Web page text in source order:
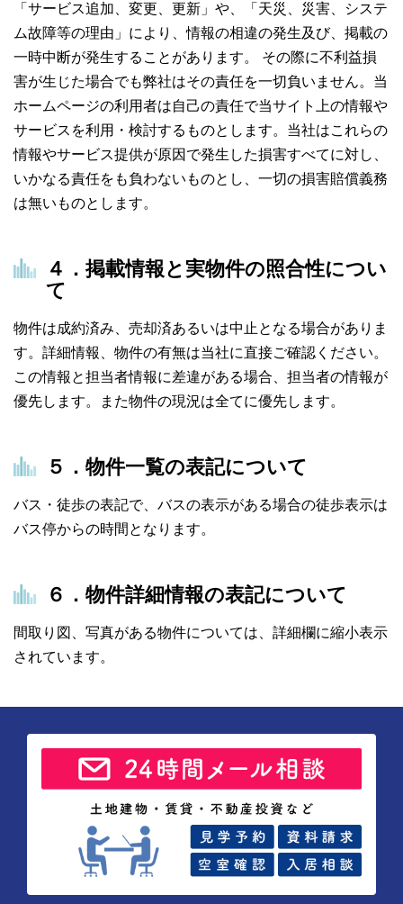
「サービス追加、変更、更新」や、「天災、災害、システ
ム故障等の理由」により、情報の相違の発生及び、掲載の
一時中断が発生することがあります。 その際に不利益損
害が生じた場合でも弊社はその責任を一切負いません。当
ホームページの利用者は自己の責任で当サイト上の情報や
サービスを利用・検討するものとします。当社はこれらの
情報やサービス提供が原因で発生した損害すべてに対し、
いかなる責任をも負わないものとし、一切の損害賠償義務
は無いものとします。
４．掲載情報と実物件の照合性につい
て
物件は成約済み、売却済あるいは中止となる場合がありま
す。詳細情報、物件の有無は当社に直接ご確認ください。
この情報と担当者情報に差違がある場合、担当者の情報が
優先します。また物件の現況は全てに優先します。
５．物件一覧の表記について
バス・徒歩の表記で、バスの表示がある場合の徒歩表示は
バス停からの時間となります。
６．物件詳細情報の表記について
間取り図、写真がある物件については、詳細欄に縮小表示
されています。